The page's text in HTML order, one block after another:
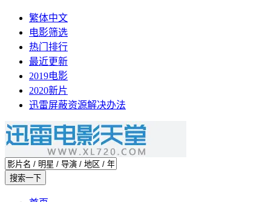
繁体中文
电影筛选
热门排行
最近更新
2019电影
2020新片
迅雷屏蔽资源解决办法